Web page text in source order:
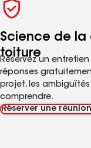
Science de
toiture
Réservez un
réponses
projet, les
comprendre.
Réserver une réunion